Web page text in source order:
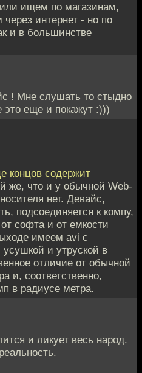
ищем по магазинам,
интернет - но по
и в большинстве
! Мне слушать то стыдно
это еще и покажут :)))
концов содержит
же, что и у обычной Web-
нет. Девайс,
подсоединяется к компу,
софта и от емкости
имеем avi с
и утруской в
отличие от обычной
и, соответственно,
в радиусе метра.
и ликует весь народ.